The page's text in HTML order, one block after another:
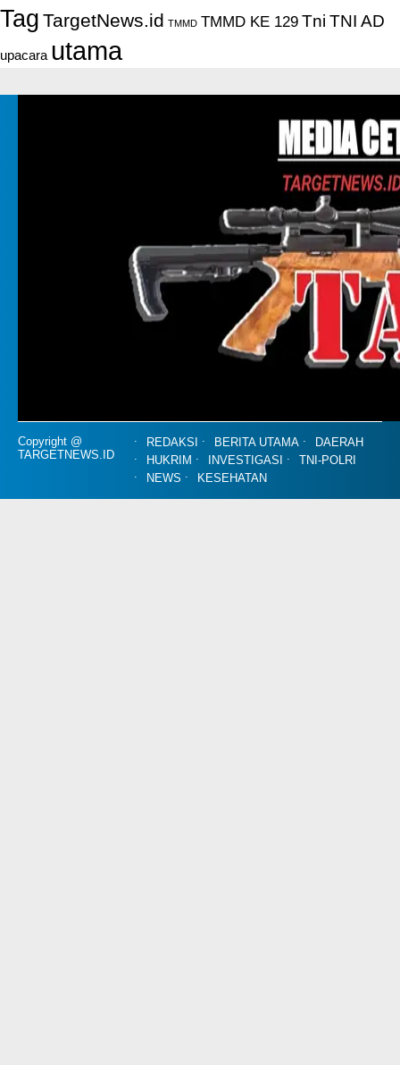
Tag TargetNews.id TMMD TMMD KE 129 Tni TNI AD
upacara utama
Copyright @
TARGETNEWS.ID
REDAKSI BERITA UTAMA
DAERAH
HUKRIM
INVESTIGASI
TNI-POLRI
NEWS
KESEHATAN